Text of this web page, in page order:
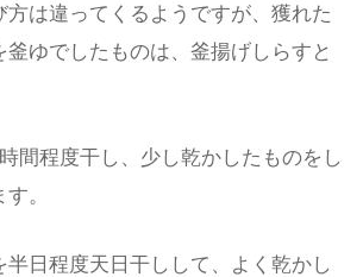
方は違ってくるようですが、獲れた
釜ゆでしたものは、釜揚げしらすと
間程度干し、少し乾かしたものをし
。
半日程度天日干しして、よく乾かし